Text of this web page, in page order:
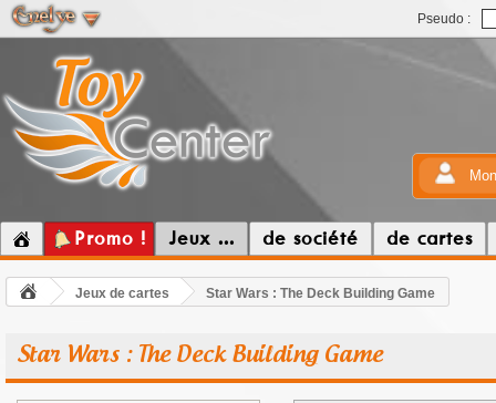
Pseudo :
Promo ! Jeux ... de société de cartes
Jeux de cartes Star Wars : The Deck Building Game
Star Wars : The Deck Building Game